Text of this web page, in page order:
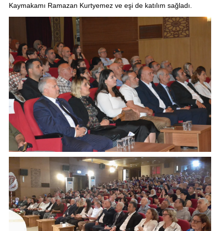
Kaymakamı Ramazan Kurtyemez ve eşi de katılım sağladı.